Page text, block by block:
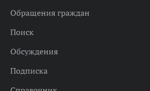
Обращения граждан
Поиск
Обсуждения
Подписка